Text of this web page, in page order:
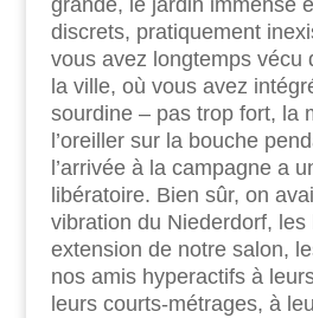
grande, le jardin immense
discrets, pratiquement
vous avez longtemps vécu
la ville, où vous avez
sourdine – pas trop fort, la
l’oreiller sur la bouche
l’arrivée à la campagne a
libératoire. Bien sûr, on
vibration du Niederdorf,
extension de notre salon,
nos amis hyperactifs à
leurs courts-métrages, à